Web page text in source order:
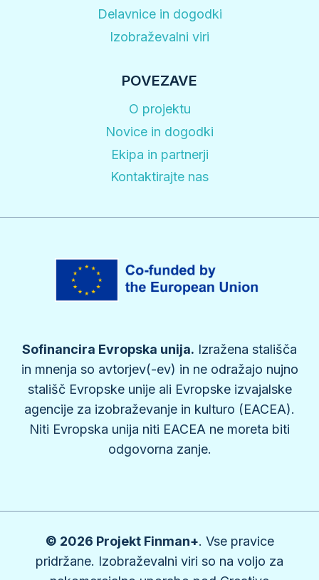
Delavnice in dogodki
Izobraževalni viri
POVEZAVE
O projektu
Novice in dogodki
Ekipa in partnerji
Kontaktirajte nas
Sofinancira Evropska unija. Izražena stališča
in mnenja so avtorjev(-ev) in ne odražajo nujno
stališč Evropske unije ali Evropske izvajalske
agencije za izobraževanje in kulturo (EACEA).
Niti Evropska unija niti EACEA ne moreta biti
odgovorna zanje.
© 2026 Projekt Finman+. Vse pravice
pridržane. Izobraževalni viri so na voljo za